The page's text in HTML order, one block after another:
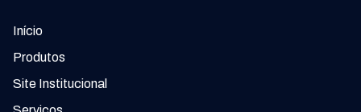
Início
Produtos
Site Institucional